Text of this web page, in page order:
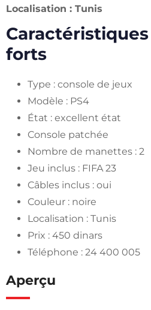
Localisation : Tunis
forts
Type : console de jeux
Modèle : PS4
État : excellent état
Console patchée
Nombre de manettes : 2
Jeu inclus : FIFA 23
Câbles inclus : oui
Couleur : noire
Localisation : Tunis
Prix : 450 dinars
Téléphone : 24 400 005
Aperçu